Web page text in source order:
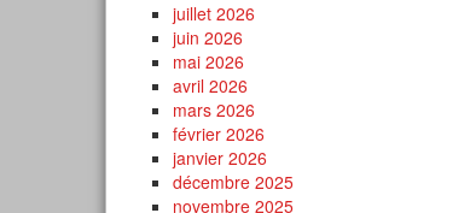
juillet 2026
juin 2026
mai 2026
avril 2026
mars 2026
février 2026
janvier 2026
décembre 2025
novembre 2025